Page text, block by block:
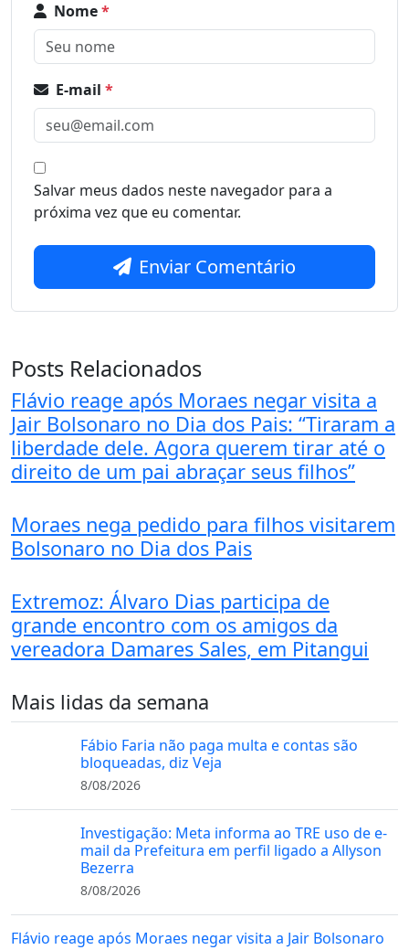
Nome*
E-mail *
Salvar meus dados neste navegador para a
próxima vez que eu comentar.
Enviar Comentário
Posts Relacionados
Flávio reage após Moraes negar visita a
Jair Bolsonaro no Dia dos Pais: “Tiraram a
liberdade dele. Agora querem tirar até o
direito de um pai abraçar seus filhos”
Moraes nega pedido para filhos visitarem
Bolsonaro no Dia dos Pais
Extremoz: Álvaro Dias participa de
grande encontro com os amigos da
vereadora Damares Sales, em Pitangui
Mais lidas da semana
Fábio Faria não paga multa e contas são
bloqueadas, diz Veja
8/08/2026
Investigação: Meta informa ao TRE uso de e-
mail da Prefeitura em perfil ligado a Allyson
Bezerra
8/08/2026
Flávio reage após Moraes negar visita a Jair Bolsonaro